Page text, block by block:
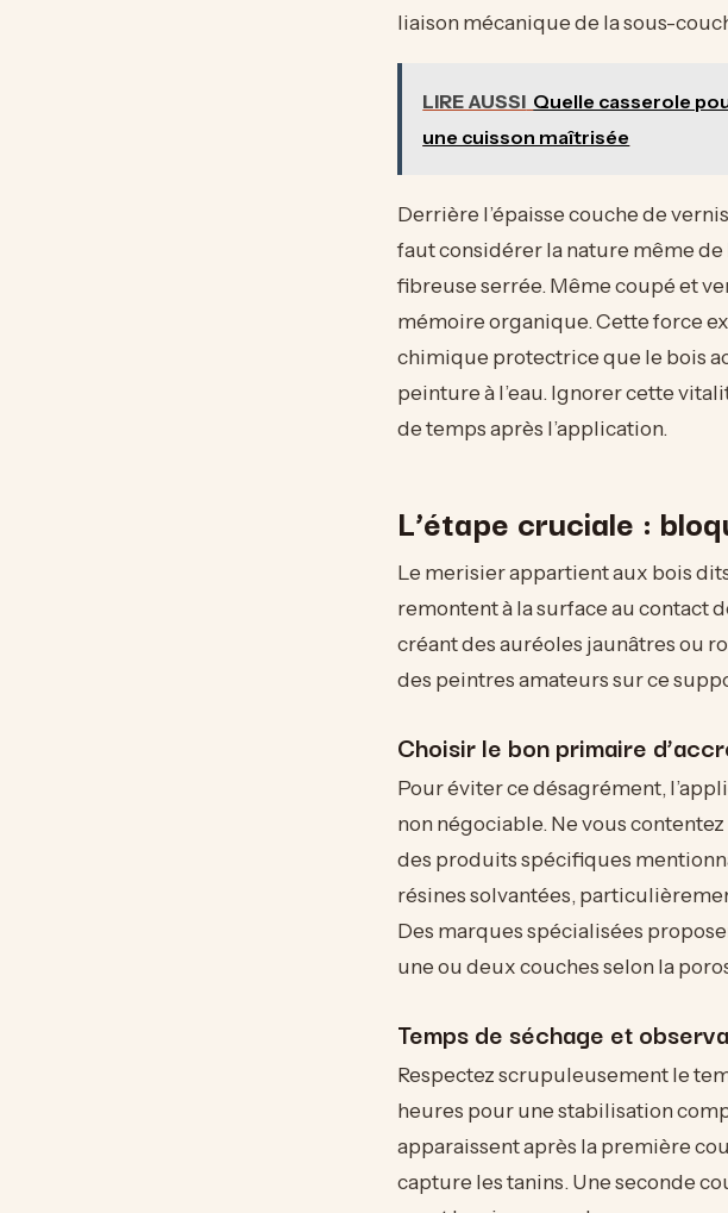
liaison mécanique de la sous-
LIRE AUSSI Quelle casserole
une cuisson maîtrisée
Derrière l’épaisse couche de
faut considérer la nature même
fibreuse serrée. Même coupé et
mémoire organique. Cette force
chimique protectrice que le bois
peinture à l’eau. Ignorer cette
de temps après l’application.
L’étape cruciale :
Le merisier appartient aux bois
remontent à la surface au contact
créant des auréoles jaunâtres ou
des peintres amateurs sur ce
Choisir le bon primaire
Pour éviter ce désagrément,
non négociable. Ne vous
des produits spécifiques
résines solvantées,
Des marques spécialisées
une ou deux couches selon la
Temps de séchage et
Respectez scrupuleusement le
heures pour une stabilisation
apparaissent après la première
capture les tanins. Une seconde